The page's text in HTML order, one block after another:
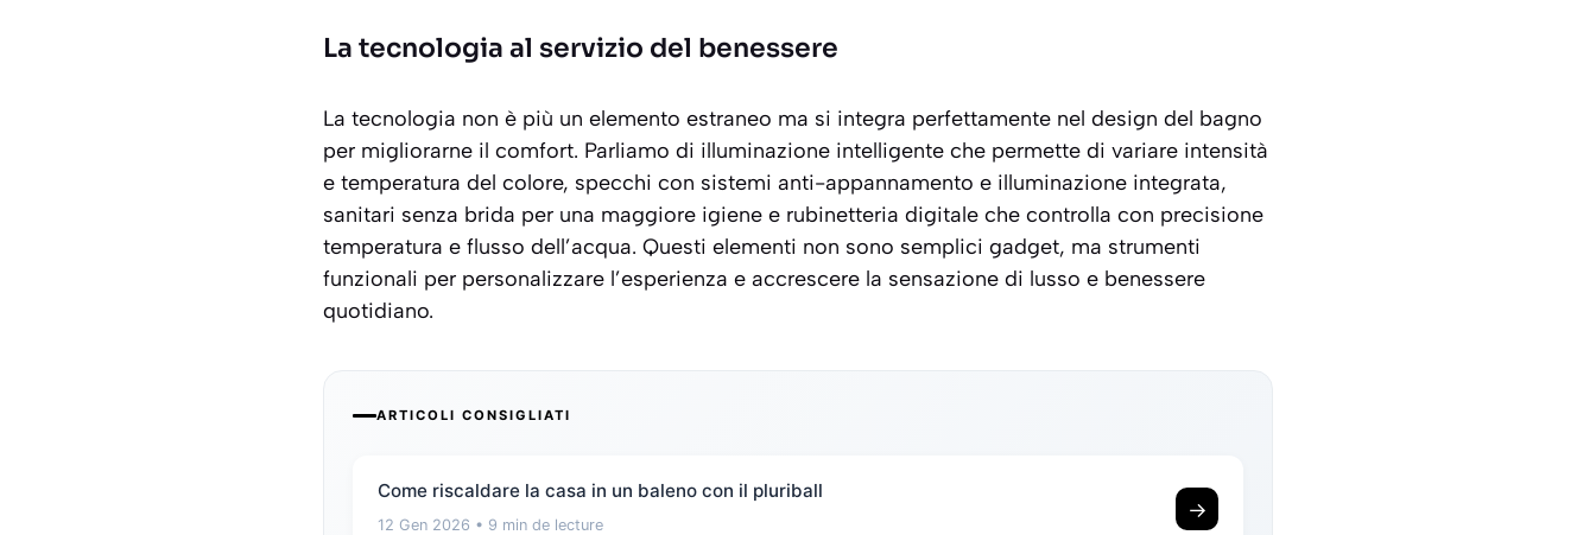
La tecnologia al servizio del benessere
La tecnologia non è più un elemento estraneo ma si integra perfettamente nel design del bagno
per migliorarne il comfort. Parliamo di illuminazione intelligente che permette di variare intensità
e temperatura del colore, specchi con sistemi anti-appannamento e illuminazione integrata,
sanitari senza brida per una maggiore igiene e rubinetteria digitale che controlla con precisione
temperatura e flusso dell’acqua. Questi elementi non sono semplici gadget, ma strumenti
funzionali per personalizzare l’esperienza e accrescere la sensazione di lusso e benessere
quotidiano.
ARTICOLI CONSIGLIATI
Come riscaldare la casa in un baleno con il pluriball
12 Gen 2026 • 9 min de lecture
→